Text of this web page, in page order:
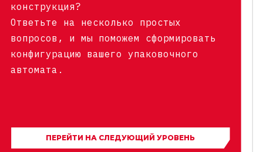
конструкция?
Ответьте на несколько простых
вопросов, и мы поможем сформировать
конфигурацию вашего упаковочного
автомата.
ПЕРЕЙТИ НА СЛЕДУЮЩИЙ УРОВЕНЬ